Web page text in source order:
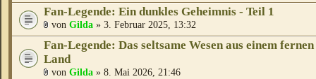
Fan-Legende: Ein dunkles Geheimnis - Teil 1
von Gilda » 3. Februar 2025, 13:32
Fan-Legende: Das seltsame Wesen aus einem fernen
Land
von Gilda » 8. Mai 2026, 21:46